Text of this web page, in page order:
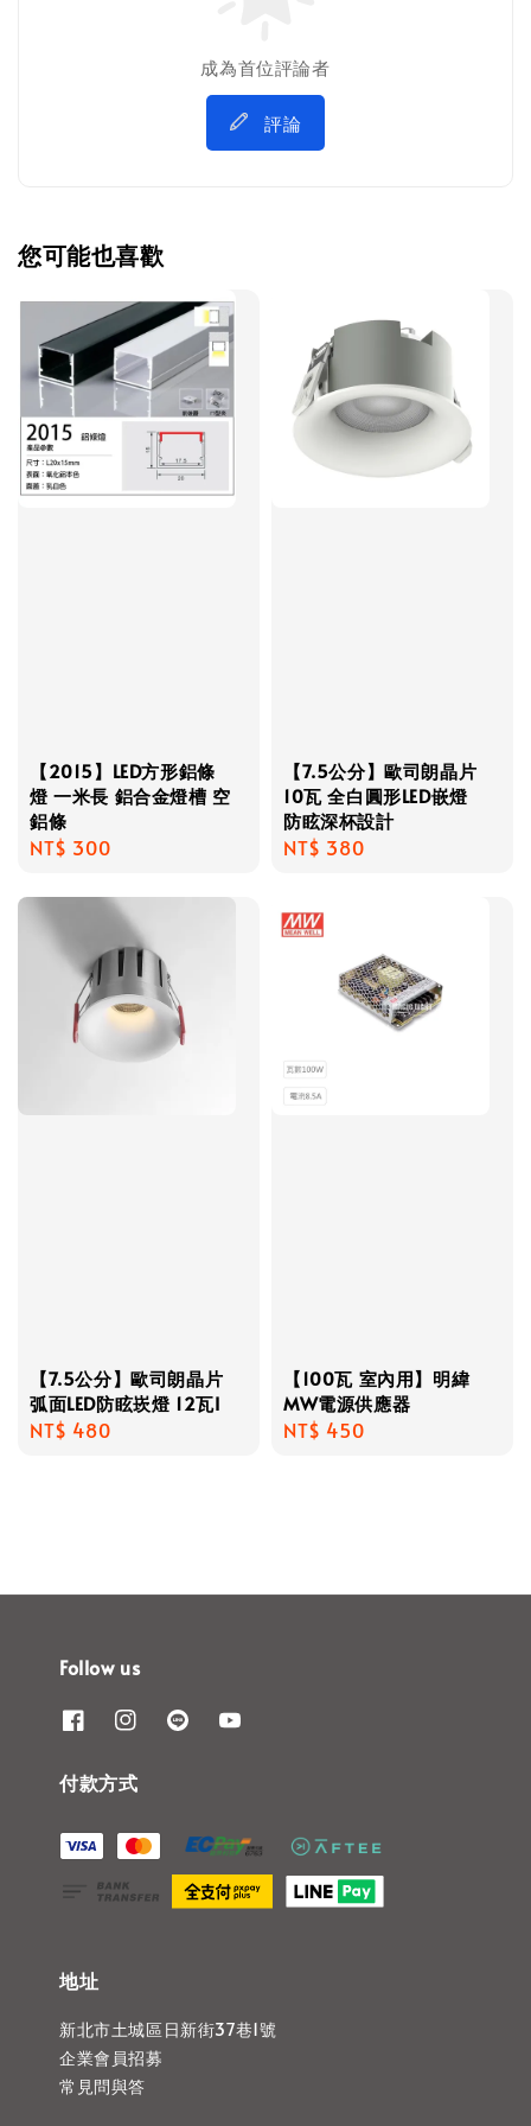
成為首位評論者
評論
您可能也喜歡
【2015】LED方形鋁條
燈 一米長 鋁合金燈槽 空
鋁條
Regular
NT$ 300
【7.5公分】歐司朗晶片
10瓦 全白圓形LED嵌燈
防眩深杯設計
Regular
NT$ 380
【7.5公分】歐司朗晶片
弧面LED防眩崁燈 12瓦I
Regular
NT$ 480
【100瓦 室內用】明緯
MW電源供應器
Regular
NT$ 450
Follow us
付款方式
地址
新北市土城區日新街37巷1號
企業會員招募
常見問與答